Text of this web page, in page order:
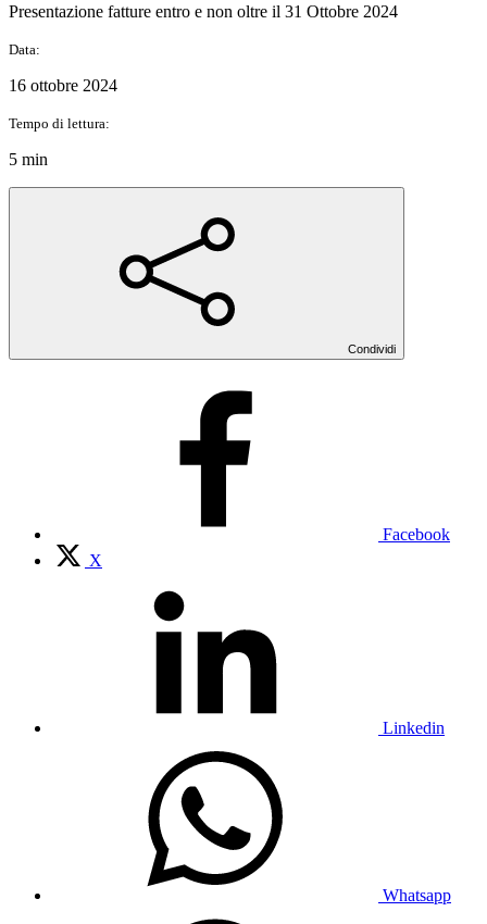
Presentazione fatture entro e non oltre il 31 Ottobre 2024
Data:
16 ottobre 2024
Tempo di lettura:
5 min
Condividi
Facebook
X
Linkedin
Whatsapp